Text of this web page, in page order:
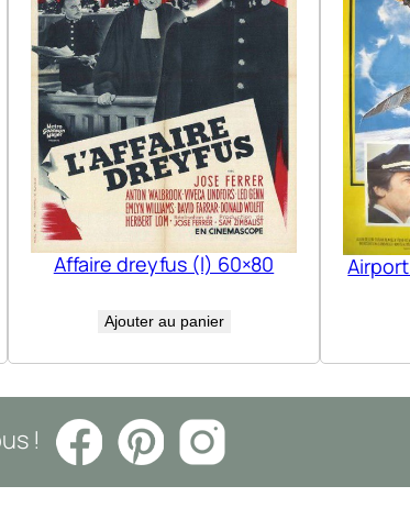
Affaire dreyfus (l) 60×80
Ajouter au panier
!